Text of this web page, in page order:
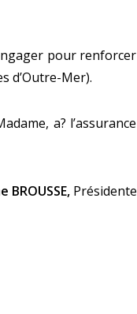
pour renforcer
d’Outre-Mer).
a? l’assurance
BROUSSE, Présidente